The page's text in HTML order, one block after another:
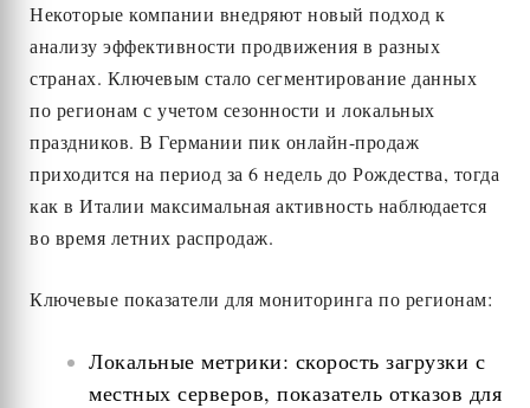
Некоторые компании внедряют новый подход к
анализу эффективности продвижения в разных
странах. Ключевым стало сегментирование данных
по регионам с учетом сезонности и локальных
праздников. В Германии пик онлайн-продаж
приходится на период за 6 недель до Рождества, тогда
как в Италии максимальная активность наблюдается
во время летних распродаж.
Ключевые показатели для мониторинга по регионам:
Локальные метрики: скорость загрузки с
местных серверов, показатель отказов для